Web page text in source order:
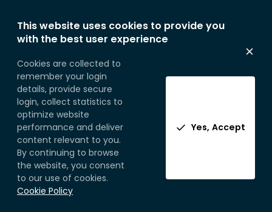
von 8 Kalendertagen nach ihrer Entdeckung und
spätestens 15 Tage nach der Lieferung ebenfalls per
Einschreiben mit Kopie per E-Mail mitgeteilt werden.
akzeptiert werden, wenn die gelieferten Produkte bereits
benutzt und/oder eventuell (weiter) be- und/oder
verarbeitet oder an Dritte weiterverkauft worden sind.
18.6. In jedem Fall kann eine Reklamation den Kunden nicht
von seiner Verpflichtung entbinden, den Rechnungsbetrag
zu den im Vertrag festgelegten Terminen und
Bedingungen zu bezahlen.
18.7. Eine Reklamation, auch wenn sie begründet ist,
berechtigt den Kunden ebenfalls nicht, die Erfüllung des
Vertrags für Produkte, die nicht Gegenstand der
Reklamation sind, zu verweigern.
This website uses cookies to provide you
with the best user experience
Cookies are collected to
remember your login
details, provide secure
login, collect statistics to
optimize website
performance and deliver
content relevant to you.
By continuing to browse
the website, you consent
to our use of cookies.
Cookie Policy
Yes, Accept